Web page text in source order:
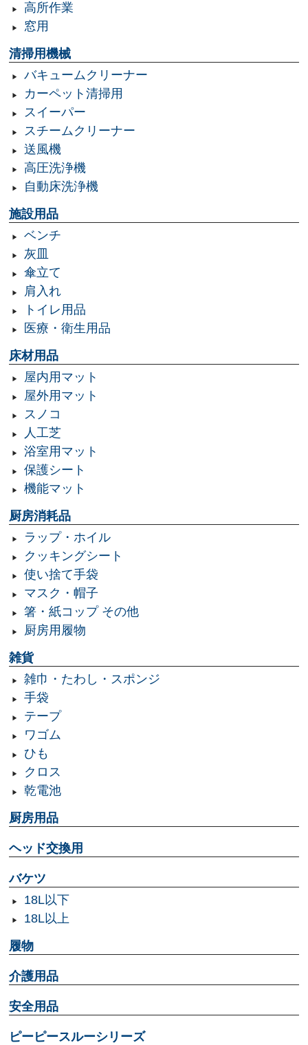
高所作業
窓用
清掃用機械
バキュームクリーナー
カーペット清掃用
スイーパー
スチームクリーナー
送風機
高圧洗浄機
自動床洗浄機
施設用品
ベンチ
灰皿
傘立て
肩入れ
トイレ用品
医療・衛生用品
床材用品
屋内用マット
屋外用マット
スノコ
人工芝
浴室用マット
保護シート
機能マット
厨房消耗品
ラップ・ホイル
クッキングシート
使い捨て手袋
マスク・帽子
箸・紙コップ その他
厨房用履物
雑貨
雑巾・たわし・スポンジ
手袋
テープ
ワゴム
ひも
クロス
乾電池
厨房用品
ヘッド交換用
バケツ
18L以下
18L以上
履物
介護用品
安全用品
ピーピースルーシリーズ